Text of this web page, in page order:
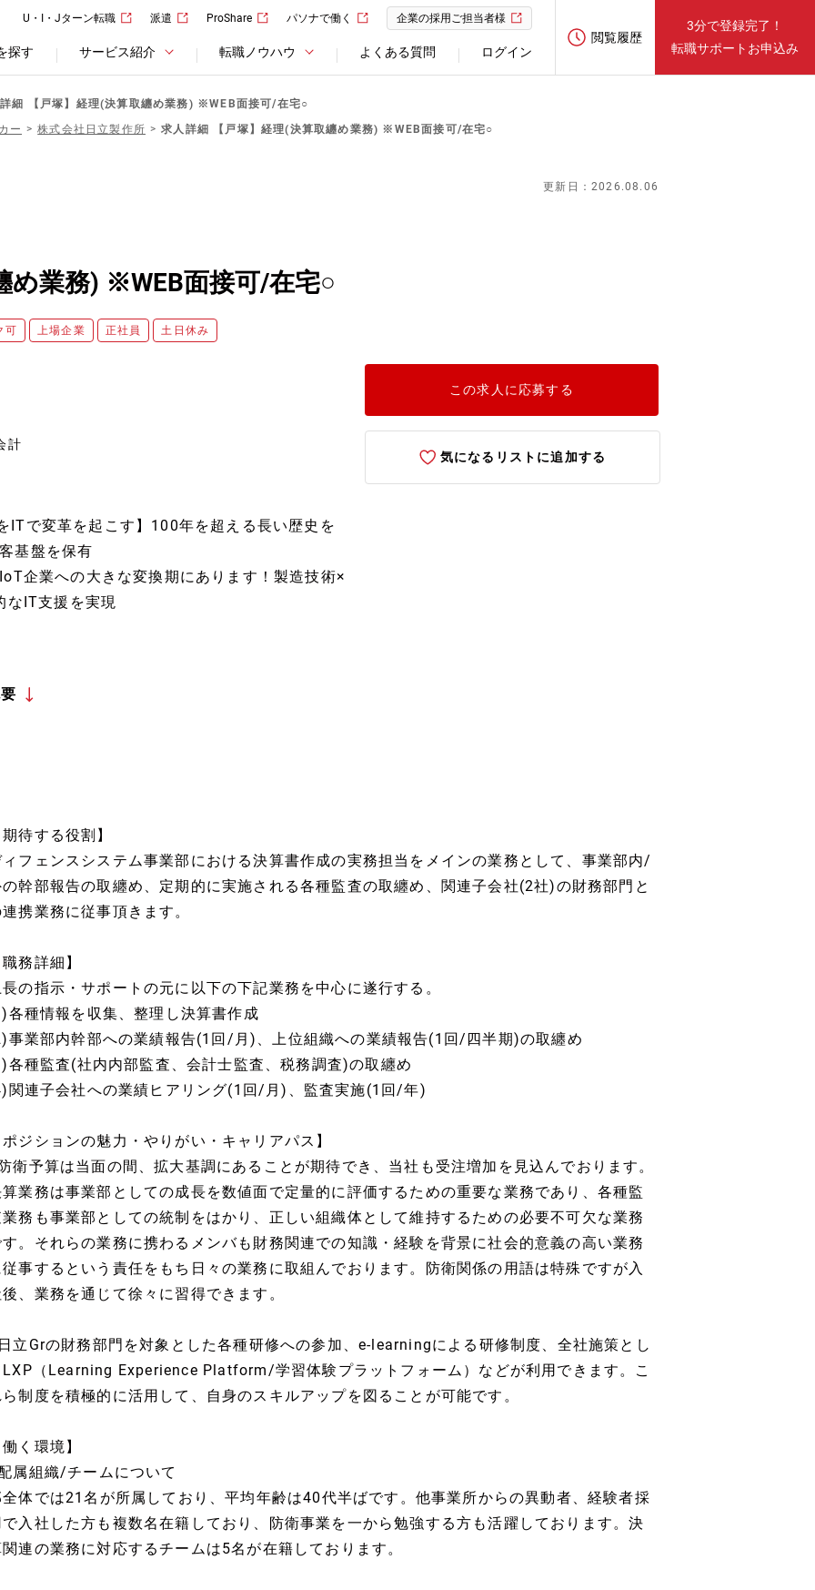
U・I・Jターン転職 派遣 ProShare パソナで働く 企業の採用ご担当者様
探す サービス紹介 転職ノウハウ よくある質問 ログイン
閲覧履歴
3分で登録完了！
転職サポートお申込み
細 【戸塚】経理(決算取纏め業務) ※WEB面接可/在宅○
ー
株式会社日立製作所 求人詳細 【戸塚】経理(決算取纏め業務) ※WEB面接可/在宅○
更新日：2026.08.06
め業務) ※WEB面接可/在宅○
可 上場企業 正社員 土日休み
計
で変革を起こす】100年を超える長い歴史を
基盤を保有
企業への大きな変換期にあります！製造技術×
なIT支援を実現
この求人に応募する
気になるリストに追加する
待する役割】
フェンスシステム事業部における決算書作成の実務担当をメインの業務として、事業部内/
幹部報告の取纏め、定期的に実施される各種監査の取纏め、関連子会社(2社)の財務部門と
携業務に従事頂きます。
務詳細】
の指示・サポートの元に以下の下記業務を中心に遂行する。
各種情報を収集、整理し決算書作成
事業部内幹部への業績報告(1回/月)、上位組織への業績報告(1回/四半期)の取纏め
各種監査(社内内部監査、会計士監査、税務調査)の取纏め
関連子会社への業績ヒアリング(1回/月)、監査実施(1回/年)
ジションの魅力・やりがい・キャリアパス】
衛予算は当面の間、拡大基調にあることが期待でき、当社も受注増加を見込んでおります。
業務は事業部としての成長を数値面で定量的に評価するための重要な業務であり、各種監
務も事業部としての統制をはかり、正しい組織体として維持するための必要不可欠な業務
。それらの業務に携わるメンバも財務関連での知識・経験を背景に社会的意義の高い業務
事するという責任をもち日々の業務に取組んでおります。防衛関係の用語は特殊ですが入
、業務を通じて徐々に習得できます。
立Grの財務部門を対象とした各種研修への参加、e-learningによる研修制度、全社施策とし
LXP（Learning Experience Platform/学習体験プラットフォーム）などが利用できます。こ
制度を積極的に活用して、自身のスキルアップを図ることが可能です。
く環境】
属組織/チームについて
全体では21名が所属しており、平均年齢は40代半ばです。他事業所からの異動者、経験者採
入社した方も複数名在籍しており、防衛事業を一から勉強する方も活躍しております。決
連の業務に対応するチームは5名が在籍しております。